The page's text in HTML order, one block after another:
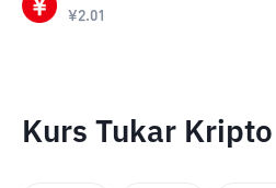
¥2.01
Kurs Tukar